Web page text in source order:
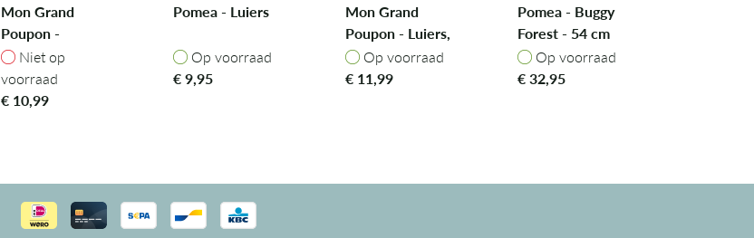
Mon Grand
Poupon -
Drinkflesje met
Geluid
Niet op voorraad
Niet op
voorraad
€ 10,99
Pomea - Luiers
Op voorraad
Op voorraad
€9,95
Mon Grand
Poupon - Luiers,
12 st
Op voorraad
Op voorraad
€ 11,99
Pomea - Buggy
Forest - 54 cm
Op voorraad
Op voorraad
€32,95